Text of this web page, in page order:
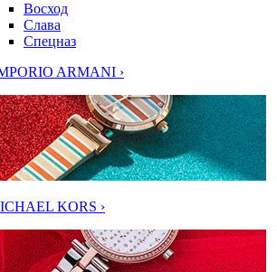
Восход
Слава
Спецназ
ARMANI ›
KORS ›